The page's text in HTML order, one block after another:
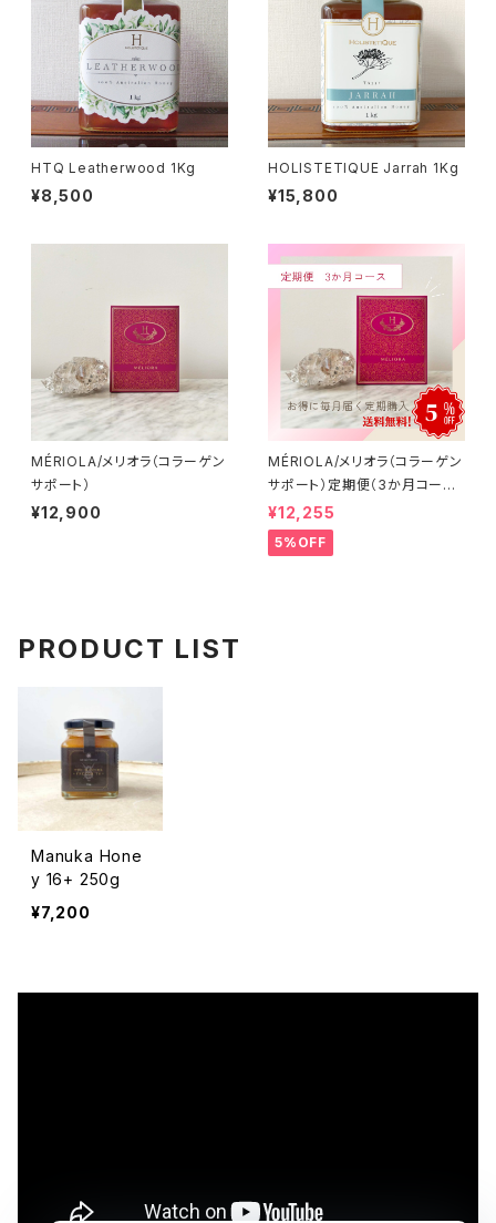
HTQ Leatherwood 1Kg
¥8,500
HOLISTETIQUE Jarrah 1Kg
¥15,800
MÉRIOLA/メリオラ（コラーゲン
サポート）
¥12,900
MÉRIOLA/メリオラ（コラーゲン
サポート）定期便（3か月コース）
【送料無料】
¥12,255
5%OFF
PRODUCT LIST
Manuka Hone
y 16+ 250g
¥7,200